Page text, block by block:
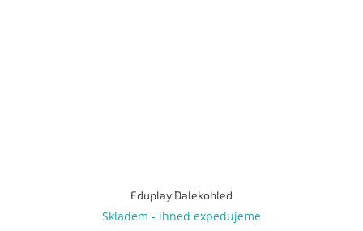
Eduplay Dalekohled
Skladem - ihned expedujeme